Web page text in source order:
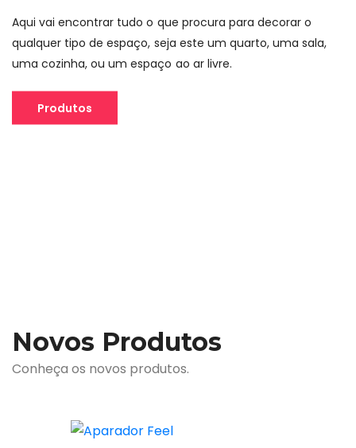
Aqui vai encontrar tudo o que procura para decorar o
qualquer tipo de espaço, seja este um quarto, uma sala,
uma cozinha, ou um espaço ao ar livre.
Produtos
Novos Produtos
Conheça os novos produtos.